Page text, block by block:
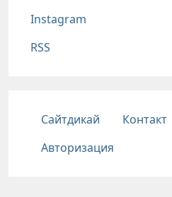
Instagram
RSS
Подвал
Сайтдикай Контакт
Авторизация